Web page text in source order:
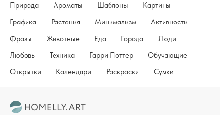
Природа
Ароматы Шаблоны
Картины
Графика
Растения Минимализм
Активности
Фразы
Животные Еда Города
Люди
Любовь
Техника Гарри Поттер
Обучающие
Открытки
Календари Раскраски Сумки